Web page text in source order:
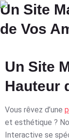
Un Site
de Vos
Un Site
Hauteur
Vous rêvez d’une
et esthétique ?
Interactive se